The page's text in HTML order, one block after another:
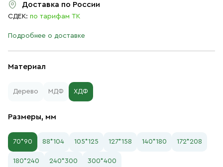
Материал
Дерево МДФ ХДФ
Размеры, мм
70*90 88*104 105*125 127*158 140*180 172*208
180*240 240*300 300*400
Доставка по России
СДЕК: по тарифам ТК
Подробнее о доставке